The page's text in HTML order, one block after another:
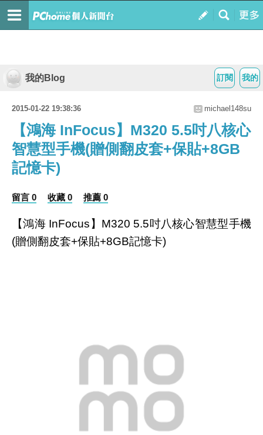
我的
訂閱
我的Blog
2015-01-22 19:38:36 michael148su
【鴻海 InFocus】M320 5.5吋八核心
智慧型手機(贈側翻皮套+保貼+8GB
記憶卡)
留言 0 收藏 0 推薦 0
【鴻海 InFocus】M320 5.5吋八核心智慧型手機
(贈側翻皮套+保貼+8GB記憶卡)